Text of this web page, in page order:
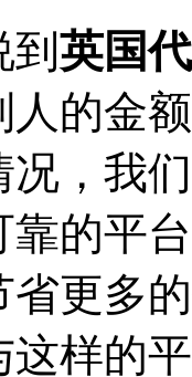
英国
人的金
，我
靠的平
省更多
这样的